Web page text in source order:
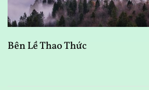
Bên Lề Thao Thức